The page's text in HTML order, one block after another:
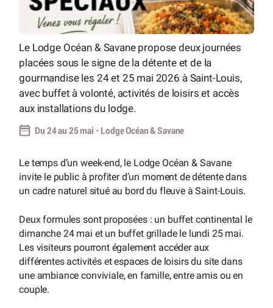
Le Lodge Océan & Savane propose deux journées
placées sous le signe de la détente et de la
gourmandise les 24 et 25 mai 2026 à Saint-Louis,
avec buffet à volonté, activités de loisirs et accès
aux installations du lodge.
Du 24 au 25 mai - Lodge Océan & Savane
Le temps d’un week-end, le Lodge Océan & Savane
invite le public à profiter d’un moment de détente dans
un cadre naturel situé au bord du fleuve à Saint-Louis.
Deux formules sont proposées : un buffet continental le
dimanche 24 mai et un buffet grillade le lundi 25 mai.
Les visiteurs pourront également accéder aux
différentes activités et espaces de loisirs du site dans
une ambiance conviviale, en famille, entre amis ou en
couple.